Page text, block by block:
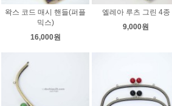
왁스 코드 매시 핸들(퍼플
믹스)
16,000원
엘레아 루츠 그린 4종
9,000원